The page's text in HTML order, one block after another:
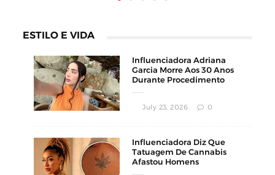
ESTILO E VIDA
Influenciadora Adriana
Garcia Morre Aos 30 Anos
Durante Procedimento
July 23, 2026 0
Influenciadora Diz Que
Tatuagem De Cannabis
Afastou Homens